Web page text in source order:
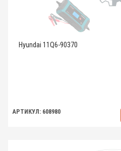
Hyundai 11Q6-90370
АРТИКУЛ: 608980